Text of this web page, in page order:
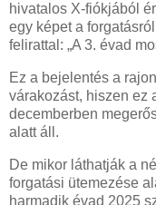
hivatalos X-fiókjából
egy képet a
felirattal: „A 3. évad
Ez a bejelentés a
várakozást, hiszen ez
decemberben
alatt áll.
De mikor láthatják a
forgatási ütemezése
harmadik évad 2025